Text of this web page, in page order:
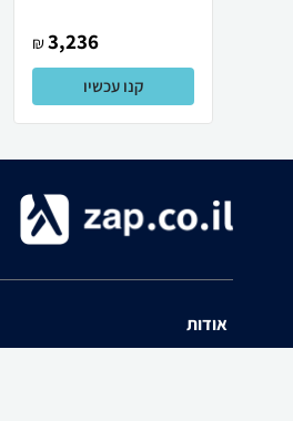
3,236
₪
קנו עכשיו
אודות